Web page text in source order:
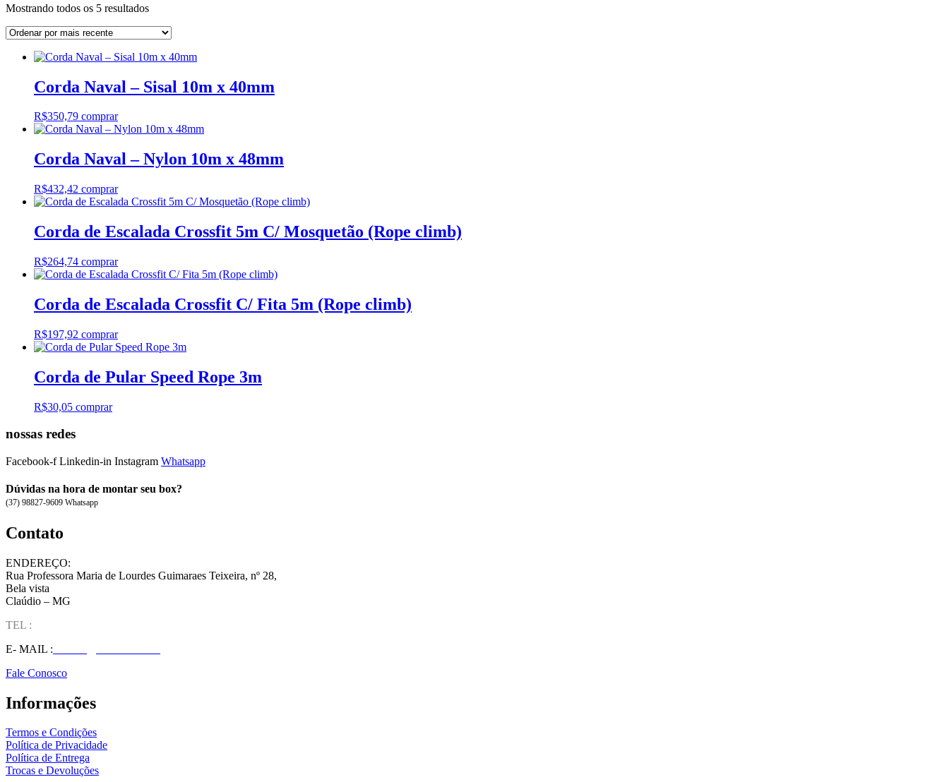
Mostrando todos os 5 resultadosClassificado
mais
Corda Naval – Sisal 10m x 40mm
R$350,79 comprar
Corda Naval – Nylon 10m x 48mm
R$432,42 comprar
Corda de Escalada Crossfit 5m C/ Mosquetão (Rope climb)
R$264,74 comprar
Corda de Escalada Crossfit C/ Fita 5m (Rope climb)
R$197,92 comprar
Corda de Pular Speed Rope 3m
R$30,05 comprar
nossas redes
Facebook-f Linkedin-in Instagram Whatsapp
Dúvidas na hora de montar seu box?
(37) 98827-9609 Whatsapp
Contato
ENDEREÇO:
Rua Professora Maria de Lourdes Guimaraes Teixeira, nº 28,
Bela vista
Claúdio – MG
TEL :
E- MAIL :
Fale Conosco
Informações
Termos e Condições
Política de Privacidade
Política de Entrega
Trocas e Devoluções